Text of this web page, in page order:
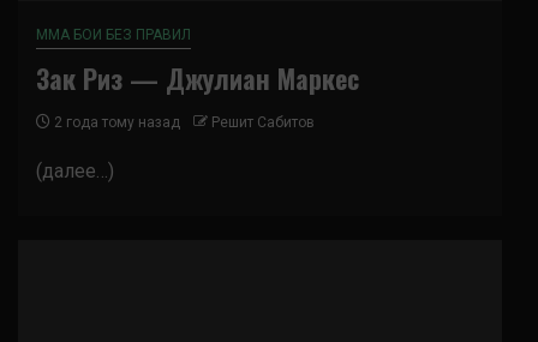
ММА БОИ БЕЗ ПРАВИЛ
Зак Риз — Джулиан Маркес
2 года тому назад Решит Сабитов
(далее…)